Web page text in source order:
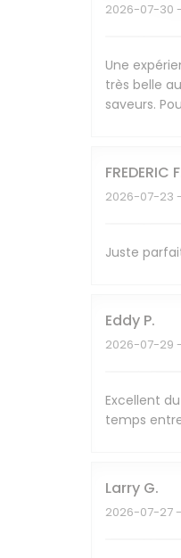
2026-07-30
Une
très belle
saveurs.
FREDERIC F
2026-07-23
Juste
Eddy P
2026-07-29
Excellent
temps
Larry G
2026-07-27